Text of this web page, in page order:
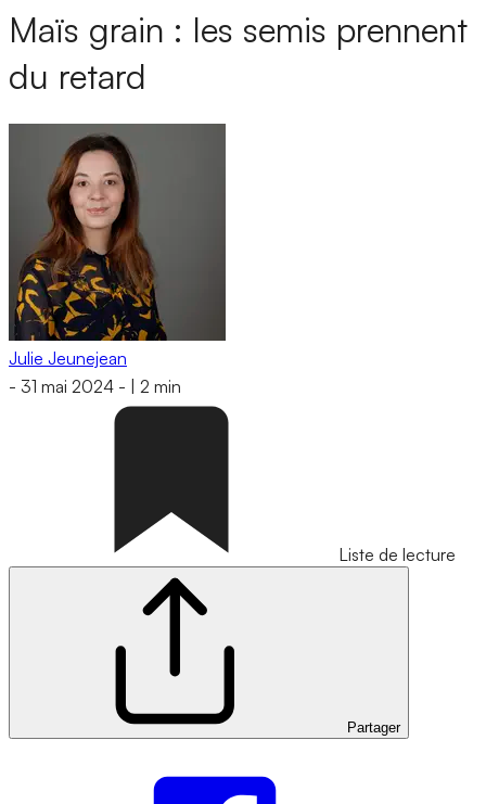
Maïs grain : les semis prennent
du retard
Julie Jeunejean
- 31 mai 2024 - 2 min
Liste de lecture
Partager